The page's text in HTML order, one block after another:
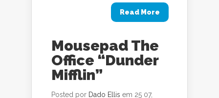
Read More
Mousepad The
Office “Dunder
Mifflin”
Posted por Dado Ellis em 25 07,